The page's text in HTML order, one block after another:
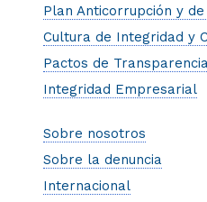
Plan Anticorrupción y
Cultura de Integridad y
Pactos de Transparencia
Integridad Empresarial
Sobre nosotros
Sobre la denuncia
Internacional